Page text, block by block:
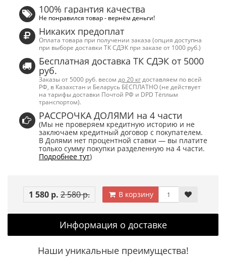
100% гарантия качества
Не понравился товар - вернём деньги!
Никаких предоплат
Оплата товара при получении заказа (опция доступна
при выборе доставки ТК СДЭК при заказе от 1000 руб.)
Бесплатная доставка ТК СДЭК от 5000
руб.
Заказы от 5000 руб. весом до 20 кг доставляем по всей
РФ, в Казахстан и Беларусь БЕСПЛАТНО (не действует
на тарифы доставки Почтой РФ и DPD Тёплым
транспортом).
РАССРОЧКА ДОЛЯМИ на 4 части
(Мы не проверяем кредитную историю и не
заключаем кредитный договор с покупателем.
В Долями нет процентной ставки — вы платите
только сумму покупки разделенную на 4 части.
Подробнее тут)
1 580 р. 2 580 р. В корзину
Информация о доставке
Наши уникальные преимущества!